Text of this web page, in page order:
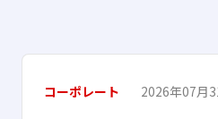
コーポレート 2026年07月